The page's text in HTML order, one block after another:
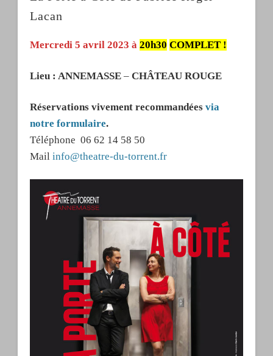
Lacan
Mercredi 5 avril 2023 à 20h30 COMPLET !
Lieu : ANNEMASSE– CHÂTEAU ROUGE
Réservations vivement recommandées via
notre formulaire.
Téléphone 06 62 14 58 50
Mail info@theatre-du-torrent.fr